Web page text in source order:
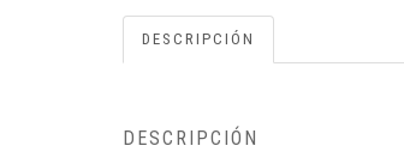
DESCRIPCIÓN
DESCRIPCIÓN